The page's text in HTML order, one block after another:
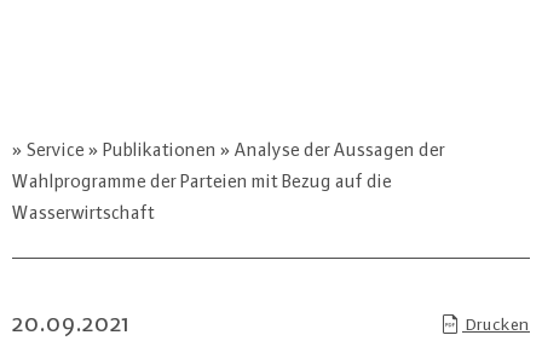
Service Publikationen
Analyse der Aussagen der
Wahlprogramme der Parteien mit Bezug auf die
Wasserwirtschaft
20.09.2021 Drucken